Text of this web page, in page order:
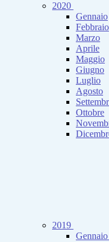
2020
Gennaio
Febbraio
Marzo
Aprile
Maggio
Giugno
Luglio
Agosto
Ottobre
2019
Gennaio